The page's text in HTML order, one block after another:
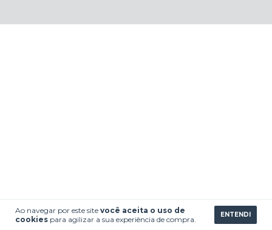
Ao navegar por este site você aceita o uso de
cookies para agilizar a sua experiência de compra.
ENTENDI